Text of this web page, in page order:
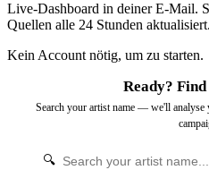
Live-Dashboard in deiner E-Mail.
Quellen alle 24 Stunden aktualisiert.
Kein Account nötig, um zu starten.
Ready?
Search your artist name — we'll
🔍